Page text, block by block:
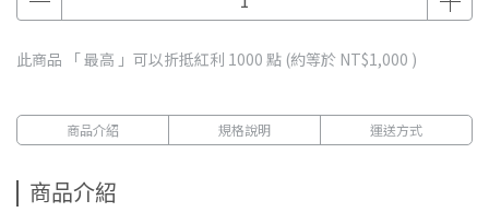
此商品 「 最高 」可以折抵紅利 1000 點 (約等於 NT$1,000 )
商品介紹 規格說明 運送方式
商品介紹